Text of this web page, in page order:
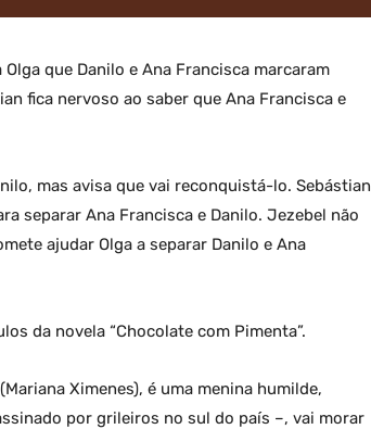
que Danilo e Ana Francisca marcaram
fica nervoso ao saber que Ana Francisca e
mas avisa que vai reconquistá-lo. Sebástian
separar Ana Francisca e Danilo. Jezebel não
ajudar Olga a separar Danilo e Ana
da novela “Chocolate com Pimenta”.
Ximenes), é uma menina humilde,
por grileiros no sul do país –, vai morar